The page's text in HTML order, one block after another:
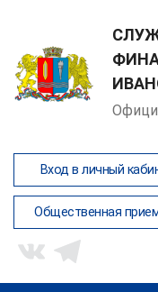
Вход в личный
Общественная